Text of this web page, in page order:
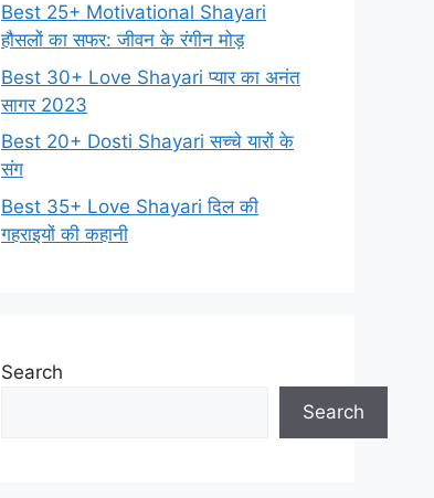
Best 25+ Motivational Shayari
हौसलों का सफर: जीवन के रंगीन मोड़
Best 30+ Love Shayari प्यार का अनंत
सागर 2023
Best 20+ Dosti Shayari सच्चे यारों के
संग
Best 35+ Love Shayari दिल की
गहराइयों की कहानी
Search
Search